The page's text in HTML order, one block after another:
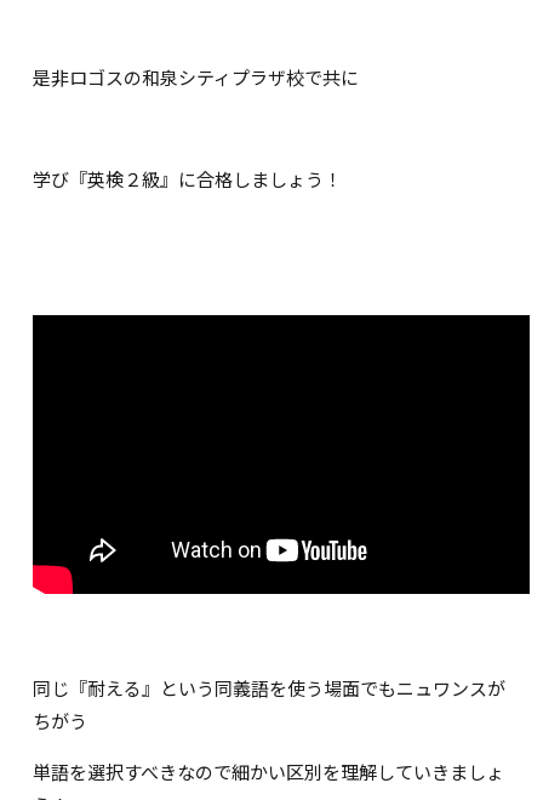
是非ロゴスの和泉シティプラザ校で共に
学び『英検２級』に合格しましょう！
同じ『耐える』という同義語を使う場面でもニュワンスが
ちがう
単語を選択すべきなので細かい区別を理解していきましょ